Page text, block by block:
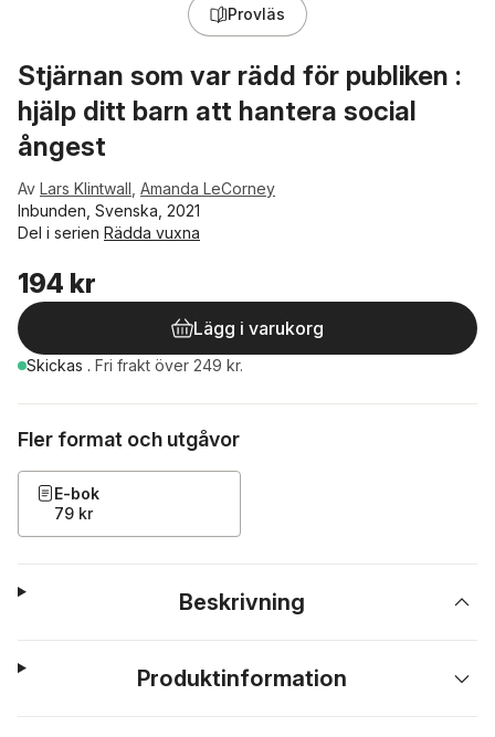
Provläs
Stjärnan som var rädd för publiken :
hjälp ditt barn att hantera social
ångest
Av Lars Klintwall Amanda LeCorney
Inbunden, Svenska, 2021
Del i serien Rädda vuxna
194 kr
Lägg i varukorg
Skickas . Fri frakt över 249 kr.
Fler format och utgåvor
E-bok
79 kr
Beskrivning
Produktinformation